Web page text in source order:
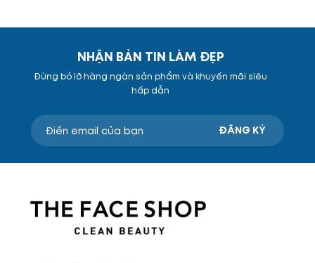
NHẬN BẢN TIN LÀM ĐẸP
Đừng bỏ lỡ hàng ngàn sản phẩm và khuyến mãi siêu
hấp dẫn
ĐĂNG KÝ